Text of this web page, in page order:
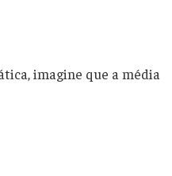
imagine que a média